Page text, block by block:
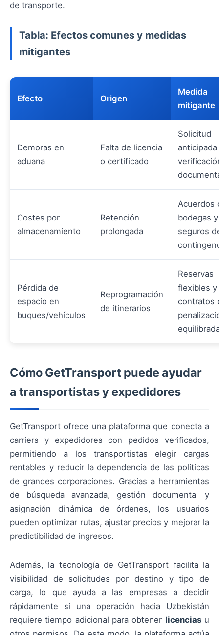
de transporte.
Tabla: Efectos comunes y medidas
mitigantes
Efecto Origen
Medida
mitigante
Demoras en
aduana
Falta de licencia
o certificado
Solicitud
anticipada
Costes por
almacenamiento
Retención
prolongada
Acuerdos
bodegas y
seguros
Pérdida de
espacio en
buques/vehículos
Reprogramación
de itinerarios
Reservas
flexibles y
contratos
Cómo GetTransport puede ayudar
a transportistas y expedidores
GetTransport ofrece una plataforma que conecta a
carriers y expedidores con pedidos verificados,
permitiendo a los transportistas elegir cargas
rentables y reducir la dependencia de las políticas
de grandes corporaciones. Gracias a herramientas
de búsqueda avanzada, gestión documental y
asignación dinámica de órdenes, los usuarios
pueden optimizar rutas, ajustar precios y mejorar la
predictibilidad de ingresos.
Además, la tecnología de GetTransport facilita la
visibilidad de solicitudes por destino y tipo de
carga, lo que ayuda a las empresas a decidir
rápidamente si una operación hacia Uzbekistán
requiere tiempo adicional para obtener licenciasu